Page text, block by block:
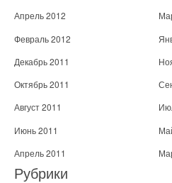
Апрель 2012
Февраль 2012
Декабрь 2011
Октябрь 2011
Август 2011
Июнь 2011
Апрель 2011
Рубрики